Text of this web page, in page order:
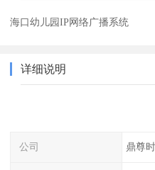
海口幼儿园IP网络广播系统
详细说明
公司 鼎尊